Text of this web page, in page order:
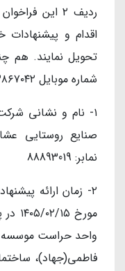
ردیف ۲ این
اقدام و
تحویل نمایند. هم
شماره موبایل ٠۹۲۲۳۸۶۷٠۴۲ تماس حاصل نمایید.
۱- نام و نشانی
نمابر: 88893019
واحد حراست موسسه
فاطمی(جهاد)،